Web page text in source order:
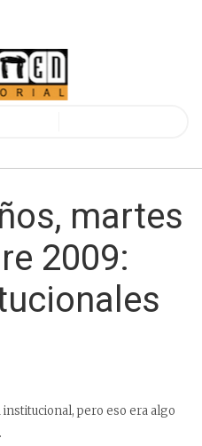
martes
2009:
pero eso era algo